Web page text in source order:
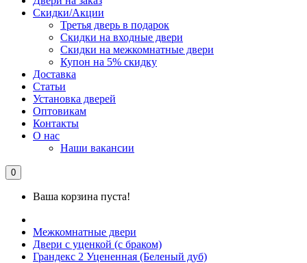
Скидки/Акции
Третья дверь в подарок
Скидки на входные двери
Скидки на межкомнатные двери
Купон на 5% скидку
Доставка
Статьи
Установка дверей
Оптовикам
Контакты
О нас
Наши вакансии
0
Ваша корзина пуста!
Межкомнатные двери
Двери с уценкой (с браком)
Грандекс 2 Уцененная (Беленый дуб)